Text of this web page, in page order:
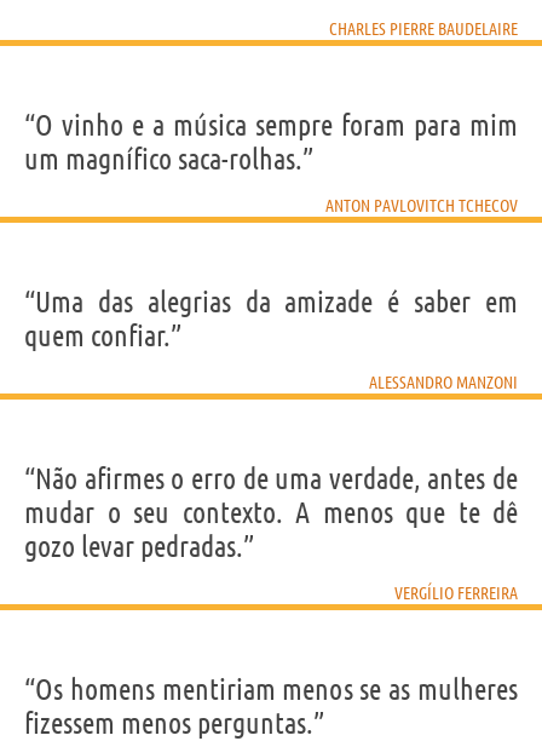
CHARLES PIERRE BAUDELAIRE
“O vinho e a música sempre foram para mim
um magnífico saca-rolhas.”
ANTON PAVLOVITCH TCHECOV
“Uma das alegrias da amizade é saber em
quem confiar.”
ALESSANDRO MANZONI
“Não afirmes o erro de uma verdade, antes de
mudar o seu contexto. A menos que te dê
gozo levar pedradas.”
VERGÍLIO FERREIRA
“Os homens mentiriam menos se as mulheres
fizessem menos perguntas.”